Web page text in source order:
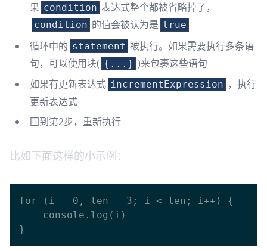
果 condition 表达式整个都被省略掉了，
condition 的值会被认为是 true
循环中的 statement 被执行。如果需要执行多条语
句，可以使用块( {...} )来包裹这些语句
如果有更新表达式 incrementExpression ，执行
更新表达式
回到第2步，重新执行
比如下面这样的小示例：
for (i = 0, len = 3; i < len; i++) {